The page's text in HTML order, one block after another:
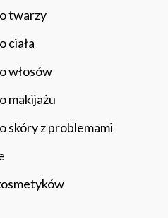
twarzy
ciała
włosów
makijażu
skóry z problemami